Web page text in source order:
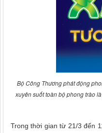
Bộ Công Thương phát động
xuyên suốt toàn bộ phong trào là
Trong thời gian từ 21/3 đến